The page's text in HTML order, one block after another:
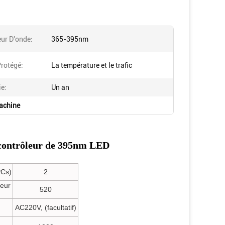
D'onde: 365-395nm
La température et le trafic
Un an
de 395nm LED
2
520
AC220V, (facultatif)